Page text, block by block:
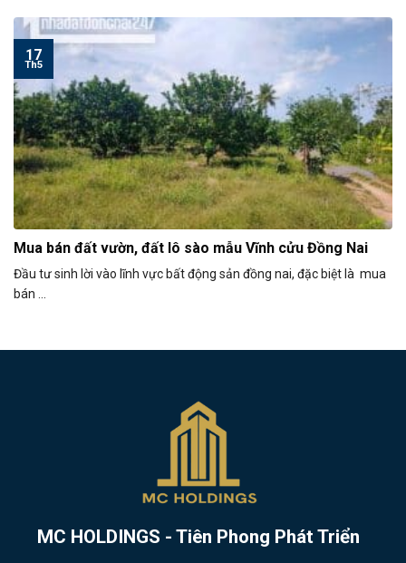
Mua bán đất vườn, đất lô sào mẫu Vĩnh cửu Đồng Nai
Đầu tư sinh lời vào lĩnh vực bất động sản đồng nai, đặc biệt là mua
bán ...
17
Th5
MC HOLDINGS - Tiên Phong Phát Triển